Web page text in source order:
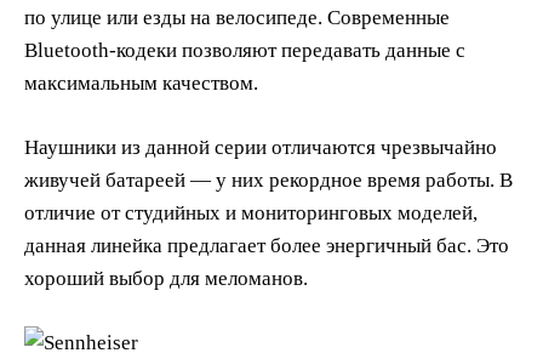
по улице или езды на велосипеде. Современные
Bluetooth-кодеки позволяют передавать данные с
максимальным качеством.
Наушники из данной серии отличаются чрезвычайно
живучей батареей — у них рекордное время работы. В
отличие от студийных и мониторинговых моделей,
данная линейка предлагает более энергичный бас. Это
хороший выбор для меломанов.